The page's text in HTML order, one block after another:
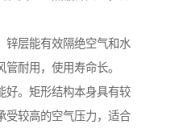
锌层能有效隔绝空气和水
耐用，使用寿命长。
好。矩形结构本身具有较
受较高的空气压力，适合